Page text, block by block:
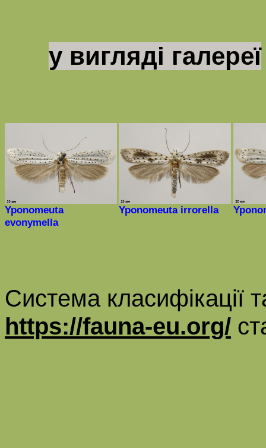
у вигляді галереї
Yponomeuta
evonymella
Yponomeuta irrorella
Система класифікації
https://fauna-eu.org/